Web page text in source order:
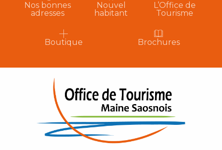
Nos bonnes
adresses
Nouvel
habitant
L’Office de
Tourisme
Boutique Brochures